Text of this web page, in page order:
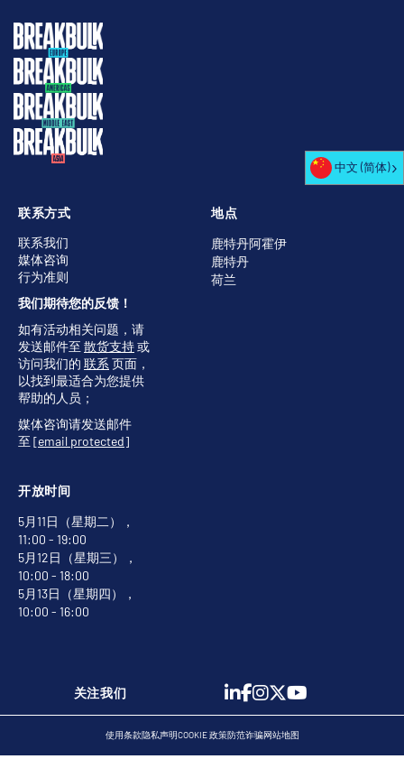
地点
鹿特丹阿霍伊
鹿特丹
荷兰
开放时间
5月11日（星期二），
11:00 - 19:00
5月12日（星期三），
10:00 - 18:00
5月13日（星期四），
10:00 - 16:00
联系方式
联系我们
媒体咨询
行为准则
我们期待您的反馈！
如有活动相关问题，请
发送邮件至 散货支持或
访问我们的 联系 页面，
以找到最适合为您提供
帮助的人员；
媒体咨询请发送邮件
至 [email protected]
关注我们
使用条款隐私声明COOKIE 政策防范诈骗网站地图
中文 (简体)